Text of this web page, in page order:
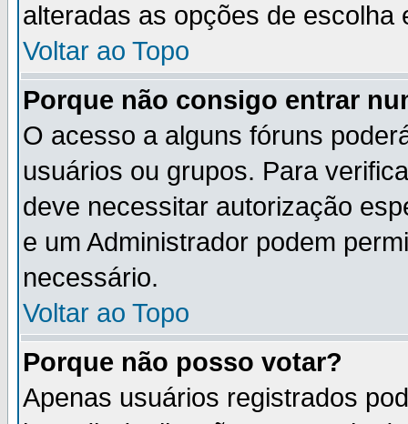
alteradas as opções de escolha
Voltar ao Topo
Porque não consigo entrar
O acesso a alguns fóruns
usuários ou grupos. Para
deve necessitar autorização
e um Administrador podem
necessário.
Voltar ao Topo
Porque não posso votar?
Apenas usuários registrados